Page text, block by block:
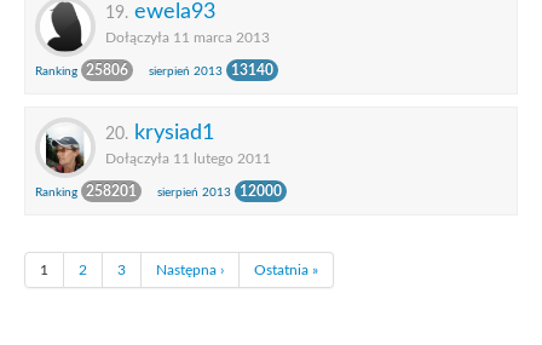
19. ewela93
Dołączyła 11 marca 2013
Ranking 25806 sierpień 2013 13140
20. krysiad1
Dołączyła 11 lutego 2011
Ranking 258201 sierpień 2013 12000
1 2 3 Następna › Ostatnia »